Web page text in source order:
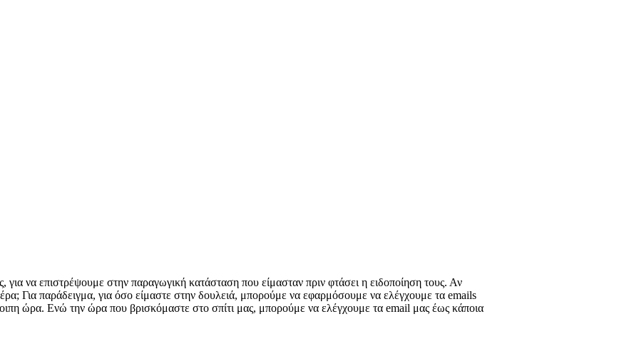
για να επιστρέψουμε στην παραγωγική κατάσταση που είμασταν πριν φτάσει η ειδοποίηση τους. Αν
Για παράδειγμα, για όσο είμαστε στην δουλειά, μπορούμε να εφαρμόσουμε να ελέγχουμε τα emails
ώρα. Ενώ την ώρα που βρισκόμαστε στο σπίτι μας, μπορούμε να ελέγχουμε τα email μας έως κάποια